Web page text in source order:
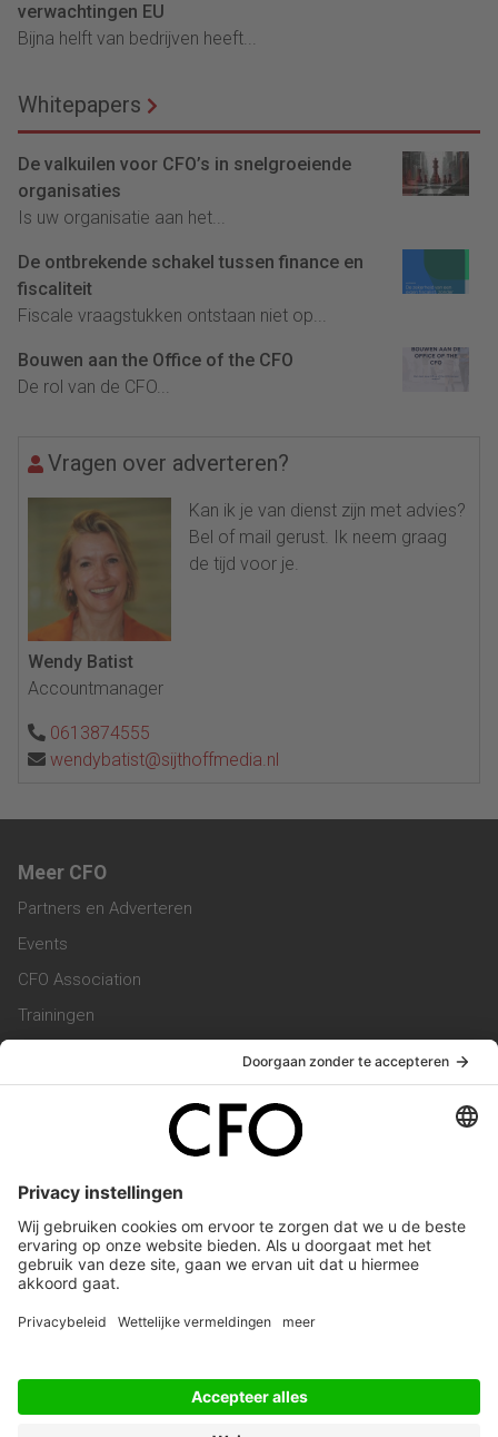
verwachtingen EU
Bijna helft van bedrijven heeft...
Whitepapers
De valkuilen voor CFO’s in snelgroeiende
organisaties
Is uw organisatie aan het...
De ontbrekende schakel tussen finance en
fiscaliteit
Fiscale vraagstukken ontstaan niet op...
Bouwen aan the Office of the CFO
De rol van de CFO...
Vragen over adverteren?
Kan ik je van dienst zijn met advies?
Bel of mail gerust. Ik neem graag
de tijd voor je.
Wendy Batist
Accountmanager
0613874555
wendybatist@sijthoffmedia.nl
Meer CFO
Partners en Adverteren
Events
CFO Association
Trainingen
Vacatures
Service & Contact
Werken bij ons
Privacy Statement
Algemene Voorwaarden